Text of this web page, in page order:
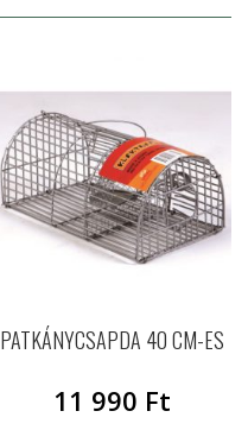
PATKÁNYCSAPDA 40 CM-ES
11 990 Ft